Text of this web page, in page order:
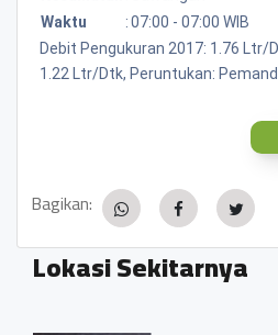
Waktu
:07:00 - 07:00 WIB
Debit Pengukuran 2017: 1.76 Ltr/
1.22 Ltr/Dtk, Peruntukan:
Bagikan:
Lokasi Sekitarnya